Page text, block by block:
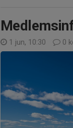
1 jun, 10:30 0